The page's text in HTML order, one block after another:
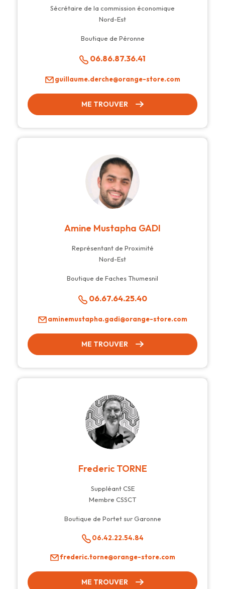
Sécrétaire de la commission économique
Nord-Est
Boutique de Péronne
06.86.87.36.41
guillaume.derche@orange-store.com
ME TROUVER
Amine Mustapha GADI
Représentant de Proximité
Nord-Est
Boutique de Faches Thumesnil
06.67.64.25.40
aminemustapha.gadi@orange-store.com
ME TROUVER
Frederic TORNE
Suppléant CSE
Membre CSSCT
Boutique de Portet sur Garonne
06.42.22.54.84
frederic.torne@orange-store.com
ME TROUVER